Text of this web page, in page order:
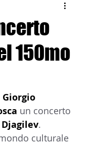
03 bis - Giro del Mondo
150mo
Giorgio
un concerto
.
culturale